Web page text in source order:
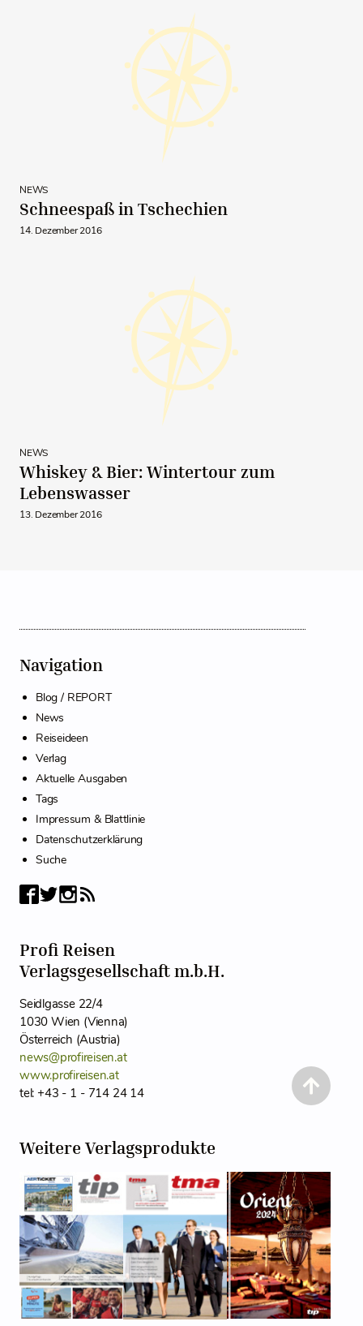
NEWS
Schneespaß in Tschechien
14. Dezember 2016
NEWS
Whiskey & Bier: Wintertour zum
Lebenswasser
13. Dezember 2016
Navigation
Blog / REPORT
News
Reiseideen
Verlag
Aktuelle Ausgaben
Tags
Impressum & Blattlinie
Datenschutzerklärung
Suche
Profi Reisen
Verlagsgesellschaft m.b.H.
Seidlgasse 22/4
1030 Wien (Vienna)
Österreich (Austria)
news@profireisen.at
www.profireisen.at
tel: +43 - 1 - 714 24 14
Weitere Verlagsprodukte